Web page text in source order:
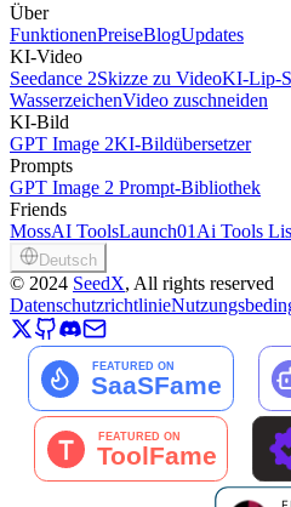
Über
FunktionenPreiseBlogUpdates
KI-Video
Seedance 2Skizze zu VideoKI-Lip-
WasserzeichenVideo zuschneiden
KI-Bild
GPT Image 2KI-Bildübersetzer
Prompts
GPT Image 2 Prompt-Bibliothek
Friends
MossAI ToolsLaunch01 Ai Tools
Deutsch
© 2024 SeedX, All rights reserved
Datenschutzrichtlinie